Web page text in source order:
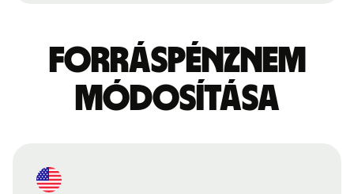
Forráspénznem
módosítása